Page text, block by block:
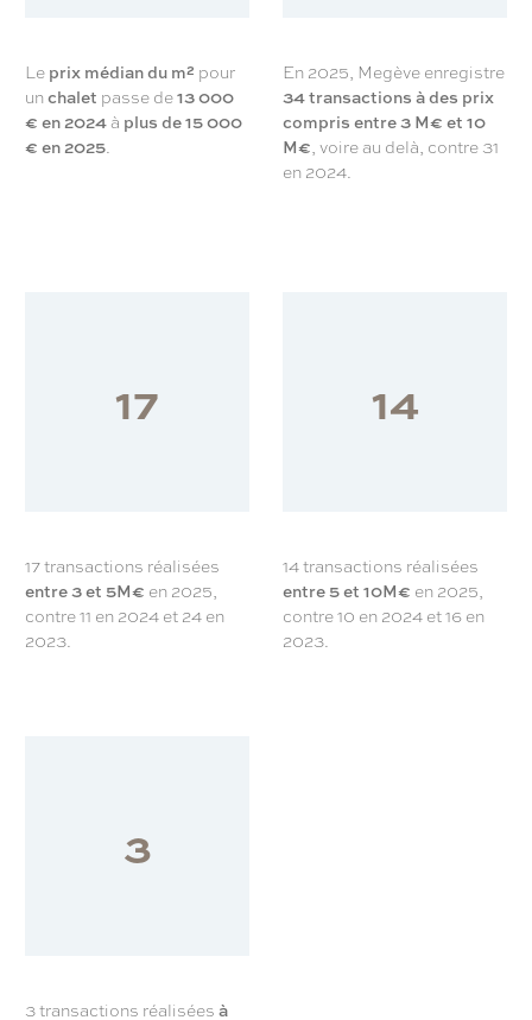
Le prix médian du m² pour
unchalet passe de13 000
€ en 2024 à plus de 15 000
€ en 2025
En 2025, Megève enregistre
34 transactions à des prix
compris entre 3 M€ et 10
M€ , voire au delà, contre 31
en 2024.
17
17 transactions réalisées
entre3 et 5M€ en 2025,
contre 11 en 2024 et 24 en
2023.
14
14transactions réalisées
entre5 et 10M€ en 2025,
contre 10 en 2024 et 16 en
2023.
3
3transactions réalisées à